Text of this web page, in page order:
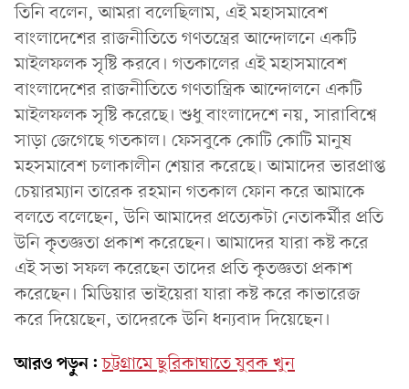
তিনি বলেন, আমরা বলেছিলাম, এই মহাসমাবেশ
বাংলাদেশের রাজনীতিতে গণতন্ত্রের আন্দোলনে একটি
মাইলফলক সৃষ্টি করবে। গতকালের এই মহাসমাবেশ
বাংলাদেশের রাজনীতিতে গণতান্ত্রিক আন্দোলনে একটি
মাইলফলক সৃষ্টি করেছে। শুধু বাংলাদেশে নয়, সারাবিশ্বে
সাড়া জেগেছে গতকাল। ফেসবুকে কোটি কোটি মানুষ
মহসমাবেশ চলাকালীন শেয়ার করেছে। আমাদের ভারপ্রাপ্ত
চেয়ারম্যান তারেক রহমান গতকাল ফোন করে আমাকে
বলতে বলেছেন, উনি আমাদের প্রত্যেকটা নেতাকর্মীর প্রতি
উনি কৃতজ্ঞতা প্রকাশ করেছেন। আমাদের যারা কষ্ট করে
এই সভা সফল করেছেন তাদের প্রতি কৃতজ্ঞতা প্রকাশ
করেছেন। মিডিয়ার ভাইয়েরা যারা কষ্ট করে কাভারেজ
করে দিয়েছেন, তাদেরকে উনি ধন্যবাদ দিয়েছেন।
আরও পড়ুন: চট্টগ্রামে ছুরিকাঘাতে যুবক খুন